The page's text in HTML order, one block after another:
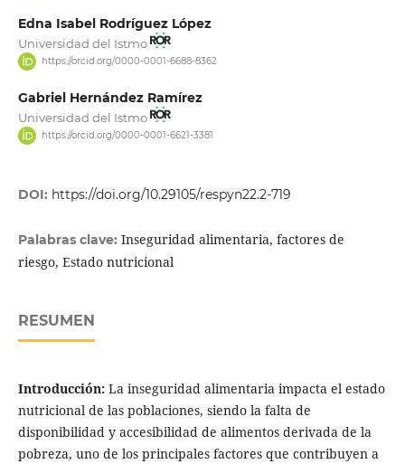
Edna Isabel Rodríguez López
Universidad del Istmo
https://orcid.org/0000-0001-6688-8362
Gabriel Hernández Ramírez
Universidad del Istmo
https://orcid.org/0000-0001-6621-3381
DOI: https://doi.org/10.29105/respyn22.2-719
Palabras clave: Inseguridad alimentaria, factores de
riesgo, Estado nutricional
RESUMEN
Introducción:La inseguridad alimentaria impacta el estado
nutricional de las poblaciones, siendo la falta de
disponibilidad y accesibilidad de alimentos derivada de la
pobreza, uno de los principales factores que contribuyen a